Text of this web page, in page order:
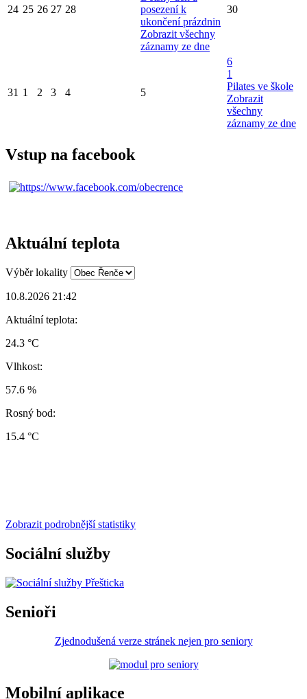
24 25 26 27 28
posezení k
ukončení prázdnin
Zobrazit všechny
záznamy ze dne
30
31 1 2 3 4 5
6
1
Pilates ve škole
Zobrazit
všechny
záznamy ze dne
Vstup na facebook
Aktuální teplota
Výběr lokality
10.8.2026 21:42
Aktuální teplota:
24.3 °C
Vlhkost:
57.6 %
Rosný bod:
15.4 °C
Zobrazit podrobnější statistiky
Sociální služby
Senioři
Zjednodušená verze stránek nejen pro seniory
Mobilní aplikace